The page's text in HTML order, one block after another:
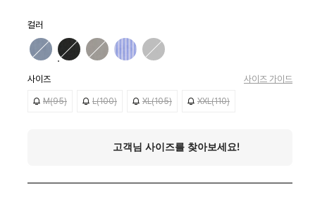
컬러
사이즈 사이즈 가이드
M(95) L(100) XL(105) XXL(110)